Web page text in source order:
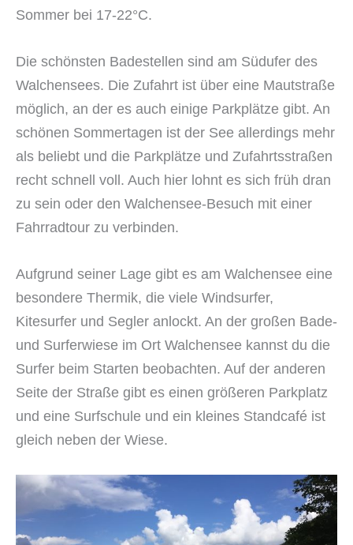
Sommer bei 17-22°C.
Die schönsten Badestellen sind am Südufer des
Walchensees. Die Zufahrt ist über eine Mautstraße
möglich, an der es auch einige Parkplätze gibt. An
schönen Sommertagen ist der See allerdings mehr
als beliebt und die Parkplätze und Zufahrtsstraßen
recht schnell voll. Auch hier lohnt es sich früh dran
zu sein oder den Walchensee-Besuch mit einer
Fahrradtour zu verbinden.
Aufgrund seiner Lage gibt es am Walchensee eine
besondere Thermik, die viele Windsurfer,
Kitesurfer und Segler anlockt. An der großen Bade-
und Surferwiese im Ort Walchensee kannst du die
Surfer beim Starten beobachten. Auf der anderen
Seite der Straße gibt es einen größeren Parkplatz
und eine Surfschule und ein kleines Standcafé ist
gleich neben der Wiese.